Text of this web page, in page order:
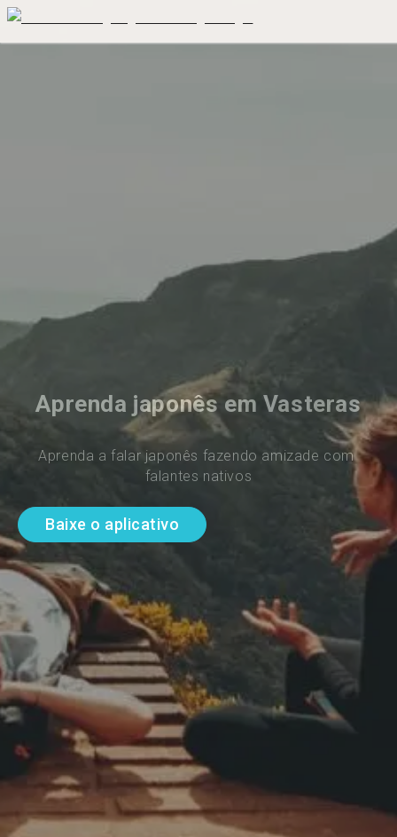
Aprenda japonês em Vasteras
Aprenda a falar japonês fazendo amizade com
falantes nativos
Baixe o aplicativo